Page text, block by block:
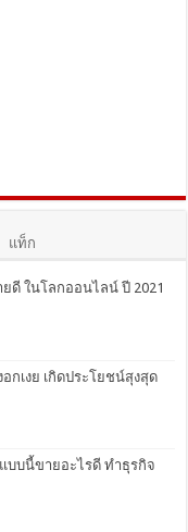
แท็ก
ดี ในโลกออนไลน์ ปี 2021
กเงย เกิดประโยชน์สุงสุด
บบนี้ขายอะไรดี ทำธุรกิจ